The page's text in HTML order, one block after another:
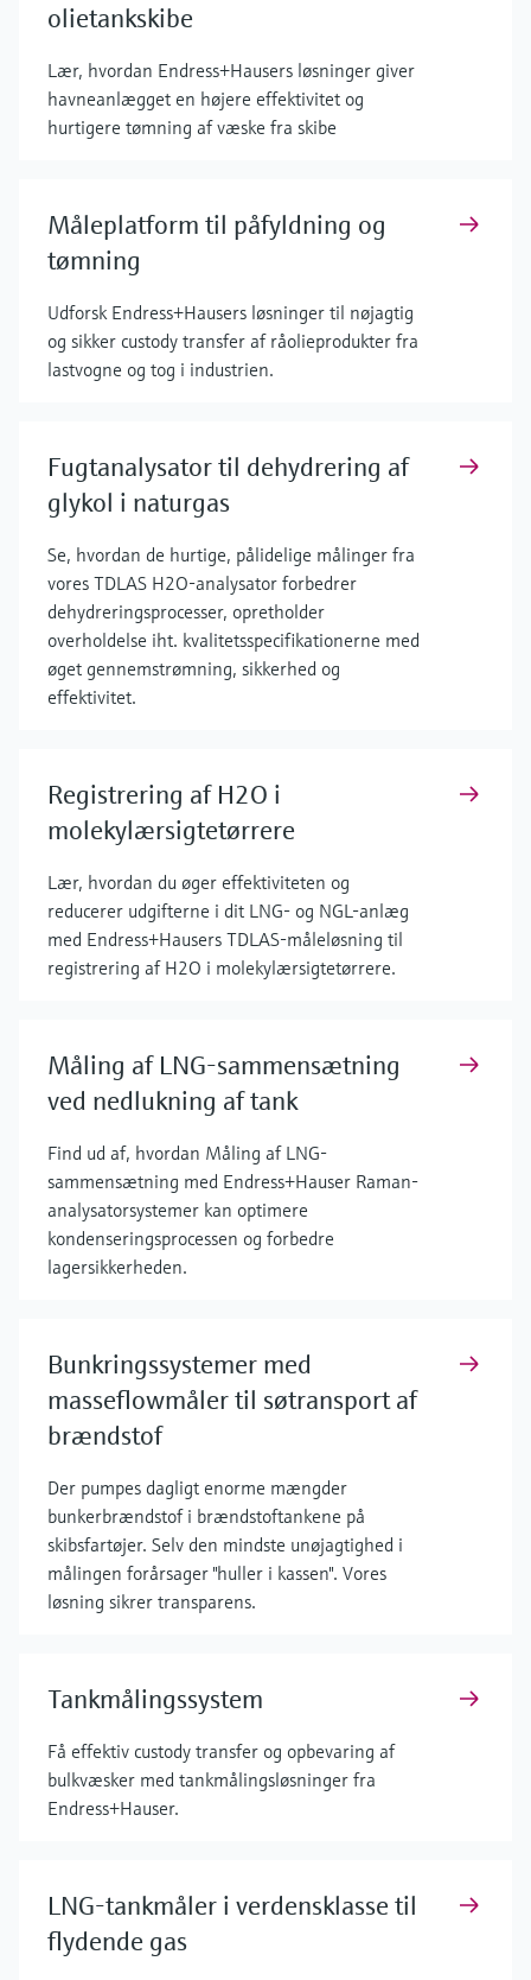
olietankskibe
Lær, hvordan Endress+Hausers løsninger giver
havneanlægget en højere effektivitet og
hurtigere tømning af væske fra skibe
Måleplatform til påfyldning og
tømning
Udforsk Endress+Hausers løsninger til nøjagtig
og sikker custody transfer af råolieprodukter fra
lastvogne og tog i industrien.
Fugtanalysator til dehydrering af
glykol i naturgas
Se, hvordan de hurtige, pålidelige målinger fra
vores TDLAS H2O-analysator forbedrer
dehydreringsprocesser, opretholder
overholdelse iht. kvalitetsspecifikationerne med
øget gennemstrømning, sikkerhed og
effektivitet.
Registrering af H2O i
molekylærsigtetørrere
Lær, hvordan du øger effektiviteten og
reducerer udgifterne i dit LNG- og NGL-anlæg
med Endress+Hausers TDLAS-måleløsning til
registrering af H2O i molekylærsigtetørrere.
Måling af LNG-sammensætning
ved nedlukning af tank
Find ud af, hvordan Måling af LNG-
sammensætning med Endress+Hauser Raman-
analysatorsystemer kan optimere
kondenseringsprocessen og forbedre
lagersikkerheden.
Bunkringssystemer med
masseflowmåler til søtransport af
brændstof
Der pumpes dagligt enorme mængder
bunkerbrændstof i brændstoftankene på
skibsfartøjer. Selv den mindste unøjagtighed i
målingen forårsager "huller i kassen". Vores
løsning sikrer transparens.
Tankmålingssystem
Få effektiv custody transfer og opbevaring af
bulkvæsker med tankmålingsløsninger fra
Endress+Hauser.
LNG-tankmåler i verdensklasse til
flydende gas